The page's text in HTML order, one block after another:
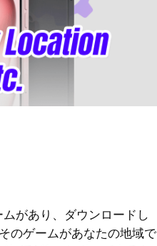
があり、ダウンロードし
のゲームがあなたの地域で